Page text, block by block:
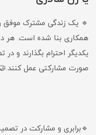
🔹 یک زندگی مشترک موفق و
همکاری بنا شده است. هر
یکدیگر احترام بگذارند و
صورت مشارکتی عمل
🔹برابری و مشارکت در